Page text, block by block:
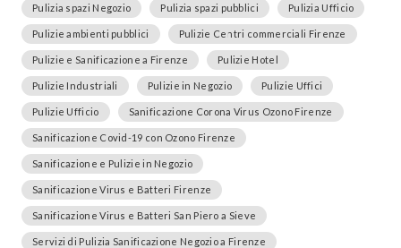
Pulizia spazi Negozio Pulizia spazi pubblici Pulizia Ufficio
Pulizie ambienti pubblici Pulizie Centri commerciali Firenze
Pulizie e Sanificazione a Firenze Pulizie Hotel
Pulizie Industriali Pulizie in Negozio Pulizie Uffici
Pulizie Ufficio Sanificazione Corona Virus Ozono Firenze
Sanificazione Covid-19 con Ozono Firenze
Sanificazione e Pulizie in Negozio
Sanificazione Virus e Batteri Firenze
Sanificazione Virus e Batteri San Piero a Sieve
Servizi di Pulizia Sanificazione Negozio a Firenze